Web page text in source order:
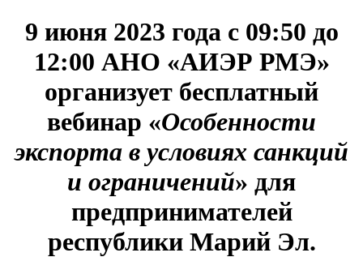
9 июня 2023 года с 09:50 до
12:00 АНО «АИЭР РМЭ»
организует бесплатный
вебинар «Особенности
экспорта в условиях санкций
и ограничений» для
предпринимателей
республики Марий Эл.